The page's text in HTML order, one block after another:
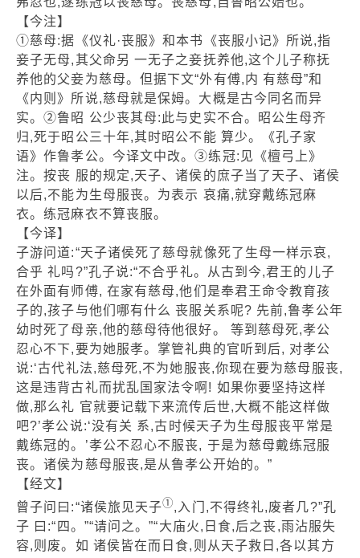
【今注】
①慈母:据《仪礼·丧服》和本书《丧服小记》所说,指
妾子无母,其父命另 一无子之妾抚养他,这个儿子称抚
养他的父妾为慈母。但据下文“外有傅,内 有慈母”和
《内则》所说,慈母就是保姆。大概是古今同名而异
实。②鲁昭 公少丧其母:此与史实不合。昭公生母齐
归,死于昭公三十年,其时昭公不能 算少。《孔子家
语》作鲁孝公。今译文中改。③练冠:见《檀弓上》
注。按丧 服的规定,天子、诸侯的庶子当了天子、诸侯
以后,不能为生母服丧。为表示 哀痛,就穿戴练冠麻
衣。练冠麻衣不算丧服。
【今译】
子游问道:“天子诸侯死了慈母就像死了生母一样示哀,
合乎 礼吗?”孔子说:“不合乎礼。从古到今,君王的儿子
在外面有师傅, 在家有慈母,他们是奉君王命令教育孩
子的,孩子与他们哪有什么 丧服关系呢? 先前,鲁孝公年
幼时死了母亲,他的慈母待他很好。 等到慈母死,孝公
忍心不下,要为她服孝。掌管礼典的官听到后, 对孝公
说:‘古代礼法,慈母死,不为她服丧,你现在要为慈母服丧,
这是违背古礼而扰乱国家法令啊! 如果你要坚持这样
做,那么礼 官就要记载下来流传后世,大概不能这样做
吧?’孝公说:‘没有关 系,古时候天子为生母服丧平常是
戴练冠的。’孝公不忍心不服丧, 于是为慈母戴练冠服
丧。诸侯为慈母服丧,是从鲁孝公开始的。”
【经文】
曾子问曰:“诸侯旅见天子①,入门,不得终礼,废者几?”孔
子 曰:“四。”“请问之。”“大庙火,日食,后之丧,雨沾服失
容,则废。如 诸侯皆在而日食,则从天子救日,各以其方